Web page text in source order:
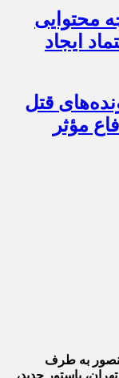
محتوایی
ایجاد
قتل
مؤثر
به طرف